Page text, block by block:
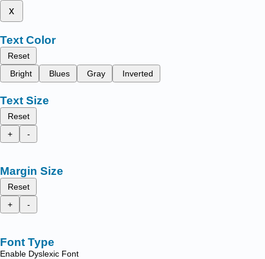
x
Text Color
Reset
Bright
Blues Gray Inverted
Text Size
Reset
+
-
Margin Size
Reset
+
-
Font Type
Enable Dyslexic Font